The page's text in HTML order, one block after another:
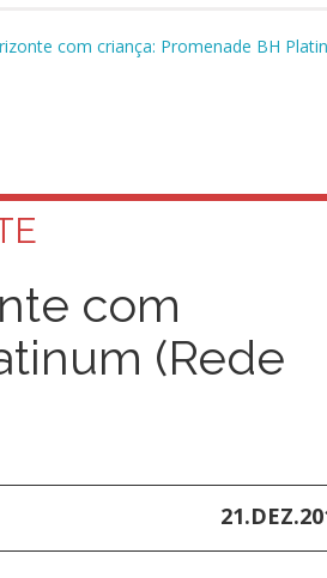
com criança: Promenade BH
com
(Rede